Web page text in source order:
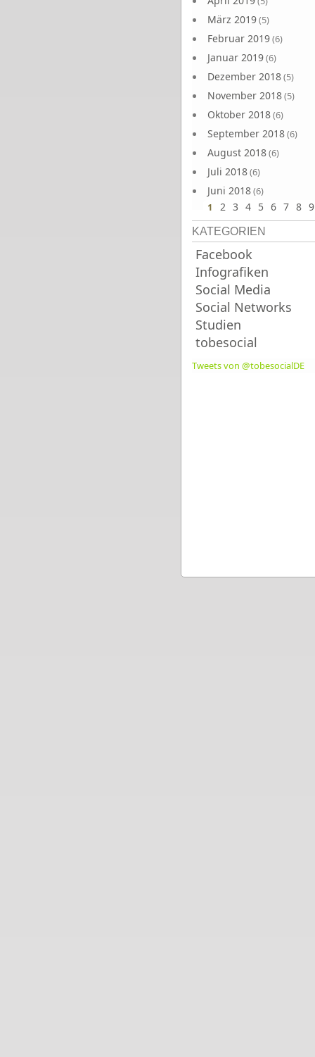
März 2019(5)
Februar 2019(6)
Januar 2019(6)
Dezember 2018(5)
November 2018(5)
Oktober 2018(6)
September 2018(6)
August 2018(6)
Juli 2018(6)
Juni 2018(6)
1 2 3 4 5 6 7 8 9
KATEGORIEN
Facebook
Infografiken
Social Media
Social Networks
Studien
tobesocial
Tweets von @tobesocialDE